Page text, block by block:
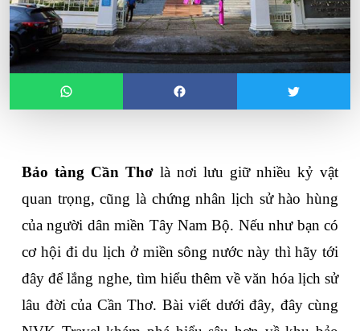
Bảo tàng Cần Thơ là nơi lưu giữ nhiều kỷ vật
quan trọng, cũng là chứng nhân lịch sử hào hùng
của người dân miền Tây Nam Bộ. Nếu như bạn có
cơ hội đi du lịch ở miền sông nước này thì hãy tới
đây để lắng nghe, tìm hiểu thêm về văn hóa lịch sử
lâu đời của Cần Thơ. Bài viết dưới đây, đây cùng